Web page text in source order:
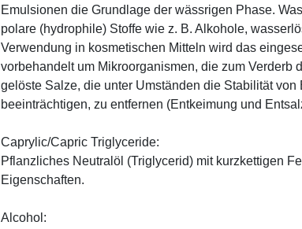
Emulsionen die Grundlage der wässrigen Phase.
polare (hydrophile) Stoffe wie z. B. Alkohole,
Verwendung in kosmetischen Mitteln wird das
vorbehandelt um Mikroorganismen, die zum Verderb
gelöste Salze, die unter Umständen die Stabilität von
beeinträchtigen, zu entfernen (Entkeimung und
Caprylic/Capric Triglyceride:
Pflanzliches Neutralöl (Triglycerid) mit kurzkettigen
Eigenschaften.
Alcohol: